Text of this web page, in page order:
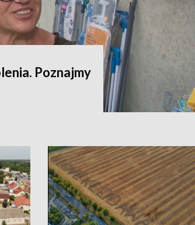
Poznajmy